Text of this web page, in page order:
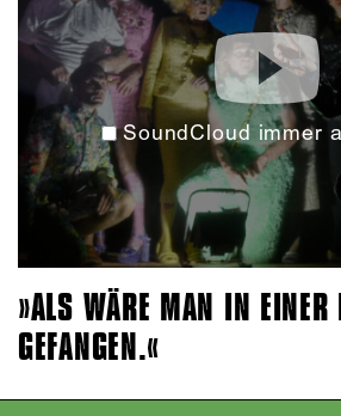
SoundCloud immer
ALS WÄRE MAN IN EINER
GEFANGEN.